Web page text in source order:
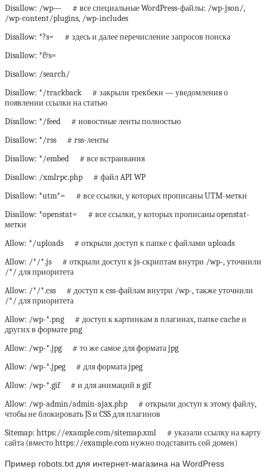
Disallow: /wp— # все специальные WordPress-файлы: /wp-json/,
/wp-content/plugins, /wp-includes
Disallow: *?s= # здесь и далее перечисление запросов поиска
Disallow: *&s=
Disallow: /search/
Disallow: */trackback # закрыли трекбеки — уведомления о
появлении ссылки на статью
Disallow: */feed # новостные ленты полностью
Disallow: */rss # rss-ленты
Disallow: */embed # все встраивания
Disallow: /xmlrpc.php # файл API WP
Disallow: *utm*= # все ссылки, у которых прописаны UTM-метки
Disallow: *openstat= # все ссылки, у которых прописаны openstat-
метки
Allow: */uploads # открыли доступ к папке с файлами uploads
Allow: /*/*.js # открыли доступ к js-скриптам внутри /wp-, уточнили
/*/ для приоритета
Allow: /*/*.css # доступ к css-файлам внутри /wp-, также уточнили
/*/ для приоритета
Allow: /wp-*.png # доступ к картинкам в плагинах, папке cache и
других в формате png
Allow: /wp-*.jpg # то же самое для формата jpg
Allow: /wp-*.jpeg # для формата jpeg
Allow: /wp-*.gif # и для анимаций в gif
Allow: /wp-admin/admin-ajax.php # открыли доступ к этому файлу,
чтобы не блокировать JS и CSS для плагинов
Sitemap: https://example.com/sitemap.xml # указали ссылку на карту
сайта (вместо https://example.com нужно подставить сой домен)
Пример robots.txt для интернет-магазина на WordPress